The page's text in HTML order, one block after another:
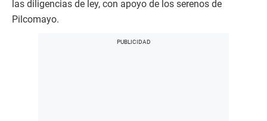
las diligencias de ley, con apoyo de los serenos de
Pilcomayo.